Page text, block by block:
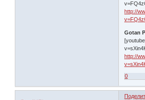
http://
Gotan
http://
0